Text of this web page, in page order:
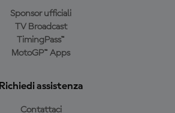
Sponsor ufficiali
TV Broadcast
TimingPass™
MotoGP™ Apps
Richiedi assistenza
Contattaci